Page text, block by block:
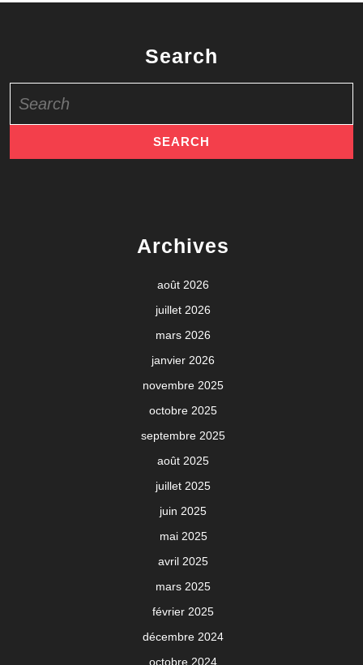
Search
for:
Archives
août 2026
juillet 2026
mars 2026
janvier 2026
novembre 2025
octobre 2025
septembre 2025
août 2025
juillet 2025
juin 2025
mai 2025
avril 2025
mars 2025
février 2025
décembre 2024
octobre 2024